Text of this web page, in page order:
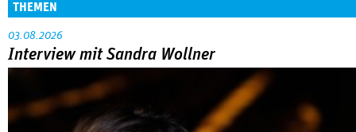
THEMEN
03.08.2026
Interview mit Sandra Wollner